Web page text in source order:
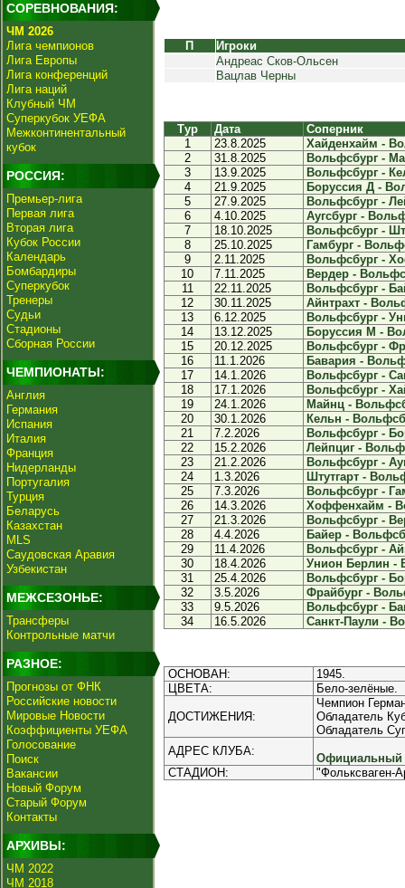
СОРЕВНОВАНИЯ:
ЧМ 2026
Лига чемпионов
Лига Европы
Лига конференций
Лига наций
Клубный ЧМ
Суперкубок УЕФА
Межконтинентальный
кубок
РОССИЯ:
Премьер-лига
Первая лига
Вторая лига
Кубок России
Календарь
Бомбардиры
Суперкубок
Тренеры
Судьи
Стадионы
Сборная России
ЧЕМПИОНАТЫ:
Англия
Германия
Испания
Италия
Франция
Нидерланды
Португалия
Турция
Беларусь
Казахстан
MLS
Саудовская Аравия
Узбекистан
МЕЖСЕЗОНЬЕ:
Трансферы
Контрольные матчи
РАЗНОЕ:
Прогнозы от ФНК
Российские новости
Мировые Новости
Коэффициенты УЕФА
Голосование
Поиск
Вакансии
Новый Форум
Старый Форум
Контакты
АРХИВЫ:
ЧМ 2022
ЧМ 2018
П
Игроки
Андреас Сков-Ольсен
Вацлав Черны
Тур Дата
Соперник
1
23.8.2025
Хайденхайм -
2
31.8.2025
Вольфсбург -
3
13.9.2025
Вольфсбург -
4
21.9.2025
Боруссия Д -
5
27.9.2025
Вольфсбург -
6
4.10.2025
Аугсбург -
7
18.10.2025
Вольфсбург -
8
25.10.2025
Гамбург -
9
2.11.2025
Вольфсбург -
10
7.11.2025
Вердер -
11
22.11.2025
Вольфсбург -
12
30.11.2025
Айнтрахт -
13
6.12.2025
Вольфсбург -
14
13.12.2025
Боруссия М -
15
20.12.2025
Вольфсбург -
16
11.1.2026
Бавария -
17
14.1.2026
Вольфсбург -
18
17.1.2026
Вольфсбург -
19
24.1.2026
Майнц -
20
30.1.2026
Кельн -
21
7.2.2026
Вольфсбург -
22
15.2.2026
Лейпциг -
23
21.2.2026
Вольфсбург -
24
1.3.2026
Штутгарт -
25
7.3.2026
Вольфсбург -
26
14.3.2026
Хоффенхайм -
27
21.3.2026
Вольфсбург -
28
4.4.2026
Байер -
29
11.4.2026
Вольфсбург -
30
18.4.2026
Унион Берлин -
31
25.4.2026
Вольфсбург -
32
3.5.2026
Фрайбург -
33
9.5.2026
Вольфсбург -
34
16.5.2026 Санкт-Паули -
ОСНОВАН:
1945.
ЦВЕТА:
Бело-зелёные.
ДОСТИЖЕНИЯ:
Чемпион
Обладатель
Обладатель
АДРЕС КЛУБА:
Официальный
СТАДИОН:
"Фольксваген-